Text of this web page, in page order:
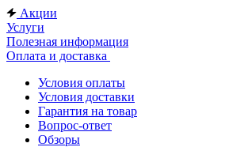
Акции
Услуги
Полезная информация
Оплата и доставка
Условия оплаты
Условия доставки
Гарантия на товар
Вопрос-ответ
Обзоры